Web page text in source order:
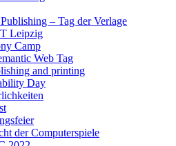
– Tag der Verlage
Leipzig
Camp
Web Tag
and printing
Day
der Computerspiele